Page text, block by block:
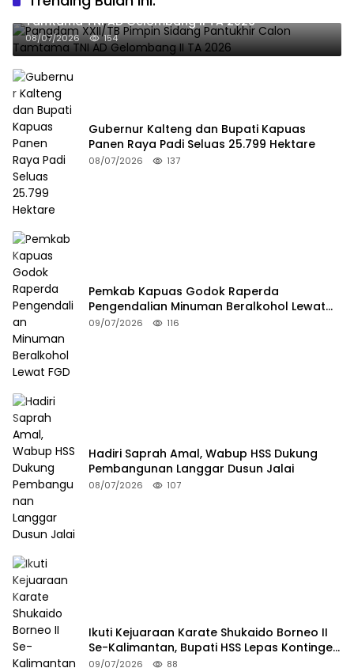
Pangdam XXII/TB Pimpin Sidang Pantukhir Calon
Tamtama TNI AD Gelombang II TA 2026
08/07/2026 154
Gubernur Kalteng dan Bupati Kapuas
Panen Raya Padi Seluas 25.799 Hektare
08/07/2026 137
Pemkab Kapuas Godok Raperda
Pengendalian Minuman Beralkohol Lewat
FGD
09/07/2026 116
Hadiri Saprah Amal, Wabup HSS Dukung
Pembangunan Langgar Dusun Jalai
08/07/2026 107
Ikuti Kejuaraan Karate Shukaido Borneo II
Se-Kalimantan, Bupati HSS Lepas Kontingen
FORKI
09/07/2026 88